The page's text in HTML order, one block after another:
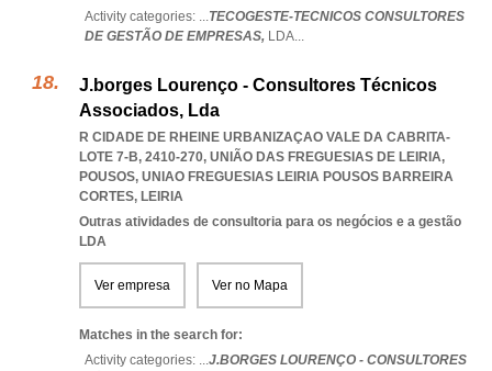
Activity categories: ...TECOGESTE-TECNICOS CONSULTORES
DE GESTÃO DE EMPRESAS, LDA...
J.borges Lourenço - Consultores Técnicos
Associados, Lda
R CIDADE DE RHEINE URBANIZAÇAO VALE DA CABRITA-
LOTE 7-B, 2410-270, UNIÃO DAS FREGUESIAS DE LEIRIA,
POUSOS, UNIAO FREGUESIAS LEIRIA POUSOS BARREIRA
CORTES, LEIRIA
Outras atividades de consultoria para os negócios e a gestão
LDA
Ver empresa Ver no Mapa
Matches in the search for:
Activity categories: ...J.BORGES LOURENÇO - CONSULTORES